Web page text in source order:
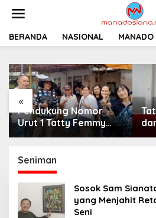
t
BERANDA NASIONAL MANADO
«
Pendukung Nomor
Urut 1 Tatty Femmy
Pangkey Berikan
Pemaparan Visi dan
Misi di Desa Waleure
Seniman
Sosok Sam
yang Menjahit
Seni